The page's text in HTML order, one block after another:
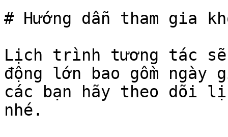
# Hướng dẫn tham gia
Lịch trình tương tác sẽ
động lớn bao gồm
các bạn hãy theo dõi
nhé.